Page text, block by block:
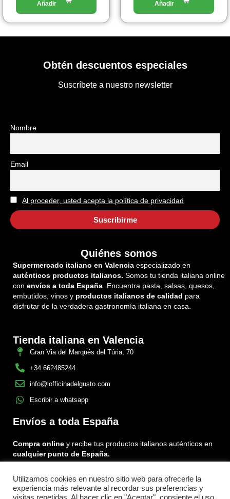
Obtén descuentos especiales
Suscríbete a nuestro newsletter
Nombre
Email
Al proceder, usted acepta la política de privacidad
Quiénes somos
Supermercado italiano en Valencia especializado en
auténticos productos italianos. Somos tu tienda italiana online
con envíos a toda España . Encuentra pasta, salsas, quesos,
embutidos, vinos y productos italianos de calidad para
disfrutar de la verdadera gastronomía italiana en casa.
Tienda italiana en Valencia
Gran Via del Marqués del Túria, 70
+34 662485244
info@lofficinadelgusto.com
Escribir a whatsapp
Envíos a toda España
Compra online y recibe tus productos italianos auténticos en
cualquier punto de España.
Encuéntranos en:
Utilizamos cookies en nuestro sitio web para ofrecerle la
experiencia más relevante al recordar sus preferencias y